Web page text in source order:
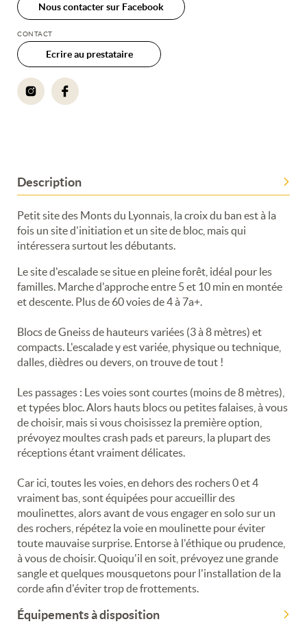
Description
Petit site des Monts du Lyonnais, la croix du ban est à la
fois un site d'initiation et un site de bloc, mais qui
intéressera surtout les débutants.
Le site d'escalade se situe en pleine forêt, idéal pour les
familles. Marche d'approche entre 5 et 10 min en montée
et descente. Plus de 60 voies de 4 à 7a+.
Blocs de Gneiss de hauteurs variées (3 à 8 mètres) et
compacts. L'escalade y est variée, physique ou technique,
dalles, dièdres ou devers, on trouve de tout !
Les passages : Les voies sont courtes (moins de 8 mètres),
et typées bloc. Alors hauts blocs ou petites falaises, à vous
de choisir, mais si vous choisissez la première option,
prévoyez moultes crash pads et pareurs, la plupart des
réceptions étant vraiment délicates.
Car ici, toutes les voies, en dehors des rochers 0 et 4
vraiment bas, sont équipées pour accueillir des
moulinettes, alors avant de vous engager en solo sur un
des rochers, répétez la voie en moulinette pour éviter
toute mauvaise surprise. Entorse à l'éthique ou prudence,
à vous de choisir. Quoiqu'il en soit, prévoyez une grande
sangle et quelques mousquetons pour l'installation de la
corde afin d'éviter trop de frottements.
Équipements à disposition
Nous contacter sur Facebook
CONTACT
Ecrire au prestataire